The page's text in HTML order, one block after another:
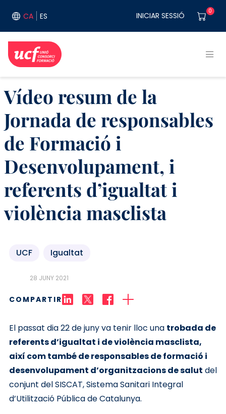
CA ES User
INICIAR SESSIÓ 0
Vídeo resum de la
Jornada de responsables
de Formació i
Desenvolupament, i
referents d’igualtat i
violència masclista
UCF Igualtat
28 JUNY 2021
COMPARTIR
El passat dia 22 de juny va tenir lloc una trobada de
referents d’igualtat i de violència masclista,
així com també de responsables de formació i
desenvolupament d’organitzacions de salut del
conjunt del SISCAT, Sistema Sanitari Integral
d’Utilització Pública de Catalunya.